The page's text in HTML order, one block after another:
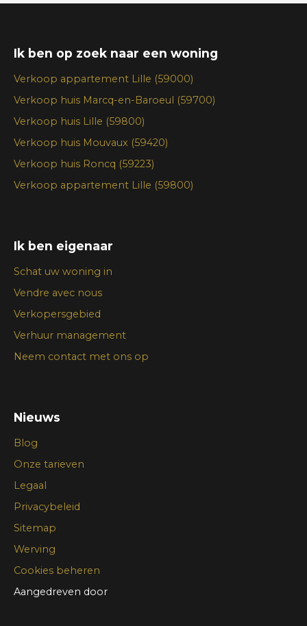
Ik ben op zoek naar een woning
Verkoop appartement Lille (59000)
Verkoop huis Marcq-en-Baroeul (59700)
Verkoop huis Lille (59800)
Verkoop huis Mouvaux (59420)
Verkoop huis Roncq (59223)
Verkoop appartement Lille (59800)
Ik ben eigenaar
Schat uw woning in
Vendre avec nous
Verkopersgebied
Verhuur management
Neem contact met ons op
Nieuws
Blog
Onze tarieven
Legaal
Privacybeleid
Sitemap
Werving
Cookies beheren
Aangedreven door